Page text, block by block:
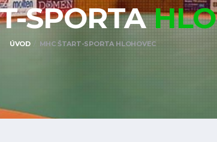
SPORTA
ÚVOD MHC ŠTART-SPORTA HLOHOVEC